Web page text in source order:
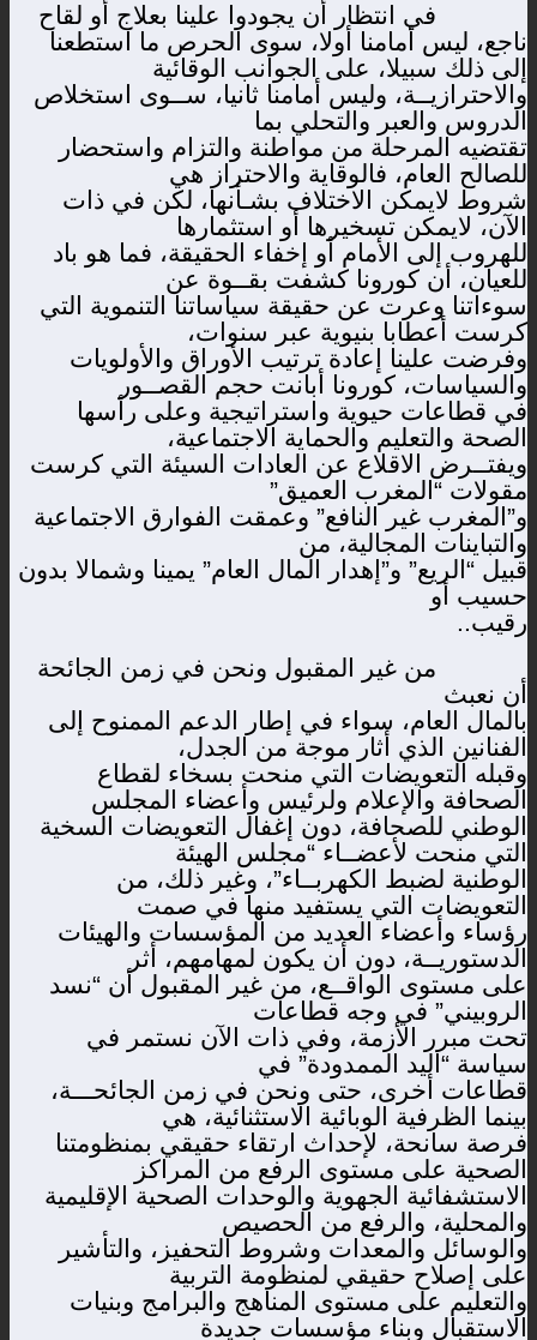
في انتظار أن يجودوا علينا بعلاج أو لقاح
ناجع، ليس أمامنا أولا، سوى الحرص ما استطعنا
إلى ذلك سبيلا، على الجوانب الوقائية
والاحترازيــة، وليس أمامنا ثانيا، ســوى استخلاص
الدروس والعبر والتحلي بما
تقتضيه المرحلة من مواطنة والتزام واستحضار
للصالح العام، فالوقاية والاحتراز هي
شروط لايمكن الاختلاف بشـأنها، لكن في ذات
الآن، لايمكن تسخيرها أو استثمارها
للهروب إلى الأمام أو إخفاء الحقيقة، فما هو باد
للعيان، أن كورونا كشفت بقــوة عن
سوءاتنا وعرت عن حقيقة سياساتنا التنموية التي
كرست أعطابا بنيوية عبر سنوات،
وفرضت علينا إعادة ترتيب الأوراق والأولويات
والسياسات، كورونا أبانت حجم القصــور
في قطاعات حيوية واستراتيجية وعلى رأسها
الصحة والتعليم والحماية الاجتماعية،
ويفتــرض الاقلاع عن العادات السيئة التي كرست
مقولات “المغرب العميق”
و”المغرب غير النافع” وعمقت الفوارق الاجتماعية
والتباينات المجالية، من
قبيل “الريع” و”إهدار المال العام” يمينا وشمالا بدون
حسيب أو
رقيب..
من غير المقبول ونحن في زمن الجائحة
أن نعبث
بالمال العام، سواء في إطار الدعم الممنوح إلى
الفنانين الذي أثار موجة من الجدل،
وقبله التعويضات التي منحت بسخاء لقطاع
الصحافة والإعلام ولرئيس وأعضاء المجلس
الوطني للصحافة، دون إغفال التعويضات السخية
التي منحت لأعضــاء “مجلس الهيئة
الوطنية لضبط الكهربــاء”، وغير ذلك، من
التعويضات التي يستفيد منها في صمت
رؤساء وأعضاء العديد من المؤسسات والهيئات
الدستوريــة، دون أن يكون لمهامهم، أثر
على مستوى الواقــع، من غير المقبول أن “نسد
الروبيني” في وجه قطاعات
تحت مبرر الأزمة، وفي ذات الآن نستمر في
سياسة “اليد الممدودة” في
قطاعات أخرى، حتى ونحن في زمن الجائحـــة،
بينما الظرفية الوبائية الاستثنائية، هي
فرصة سانحة، لإحداث ارتقاء حقيقي بمنظومتنا
الصحية على مستوى الرفع من المراكز
الاستشفائية الجهوية والوحدات الصحية الإقليمية
والمحلية، والرفع من الحصيص
والوسائل والمعدات وشروط التحفيز، والتأشير
على إصلاح حقيقي لمنظومة التربية
والتعليم على مستوى المناهج والبرامج وبنيات
الاستقبال وبناء مؤسسات جديدة